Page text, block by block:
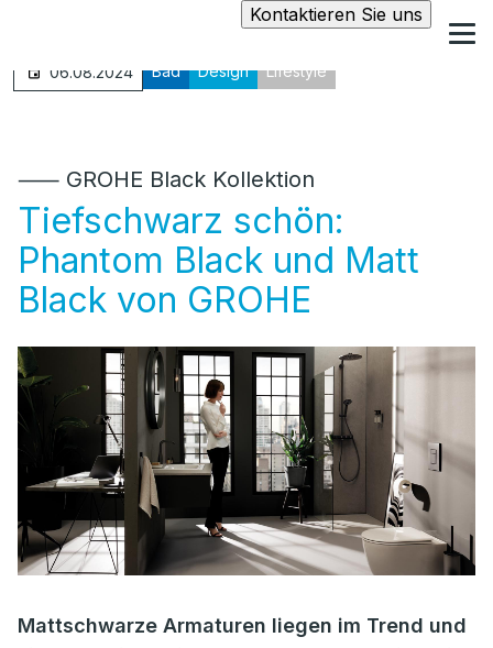
Kontaktieren Sie uns
06.08.2024 Bad Design Lifestyle
⸺ GROHE Black Kollektion
Tiefschwarz schön:
Phantom Black und Matt
Black von GROHE
Mattschwarze Armaturen liegen im Trend und